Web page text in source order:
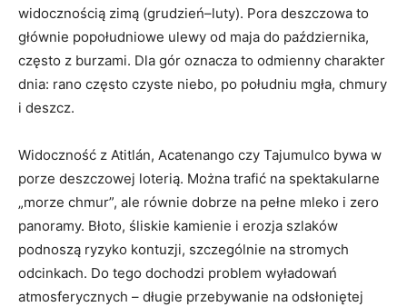
widocznością zimą (grudzień–luty). Pora deszczowa to
głównie popołudniowe ulewy od maja do października,
często z burzami. Dla gór oznacza to odmienny charakter
dnia: rano często czyste niebo, po południu mgła, chmury
i deszcz.
Widoczność z Atitlán, Acatenango czy Tajumulco bywa w
porze deszczowej loterią. Można trafić na spektakularne
„morze chmur”, ale równie dobrze na pełne mleko i zero
panoramy. Błoto, śliskie kamienie i erozja szlaków
podnoszą ryzyko kontuzji, szczególnie na stromych
odcinkach. Do tego dochodzi problem wyładowań
atmosferycznych – długie przebywanie na odsłoniętej